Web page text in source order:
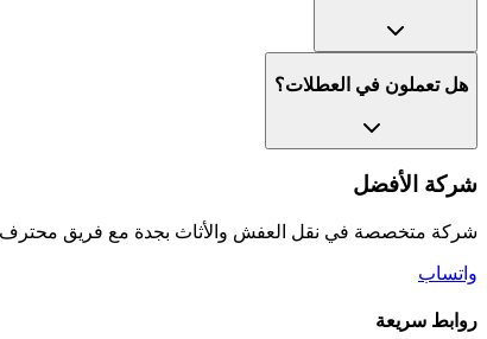
هل تعملون في العطلات؟
شركة الأفضل
شركة متخصصة في نقل العفش والأثاث بجدة مع فريق محترف
واتساب
روابط سريعة